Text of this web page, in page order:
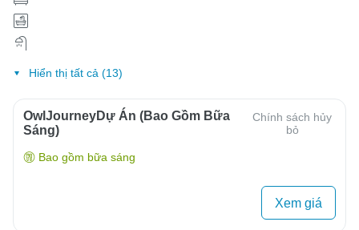
Hiển thị tất cả (13)
OwlJourneyDự Án (Bao Gồm Bữa
Sáng)
Chính sách hủy
bỏ
Bao gồm bữa sáng
Xem giá